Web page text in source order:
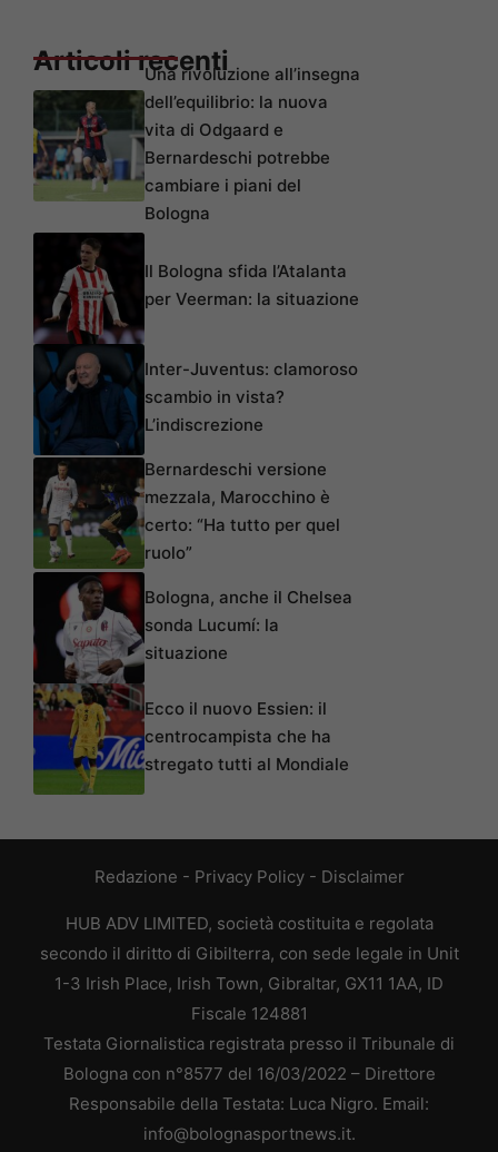
Articoli recentiUna rivoluzione all’insegna
dell’equilibrio: la nuova
vita di Odgaard e
Bernardeschi potrebbe
cambiare i piani del
Bologna
Il Bologna sfida l’Atalanta
per Veerman: la situazione
Inter-Juventus: clamoroso
scambio in vista?
L’indiscrezione
Bernardeschi versione
mezzala, Marocchino è
certo: “Ha tutto per quel
ruolo”
Bologna, anche il Chelsea
sonda Lucumí: la
situazione
Ecco il nuovo Essien: il
centrocampista che ha
stregato tutti al Mondiale
Redazione - Privacy Policy- Disclaimer
HUB ADV LIMITED, società costituita e regolata
secondo il diritto di Gibilterra, con sede legale in Unit
1-3 Irish Place, Irish Town, Gibraltar, GX11 1AA, ID
Fiscale 124881
Testata Giornalistica registrata presso il Tribunale di
Bologna con n°8577 del 16/03/2022 – Direttore
Responsabile della Testata: Luca Nigro. Email:
info@bolognasportnews.it.